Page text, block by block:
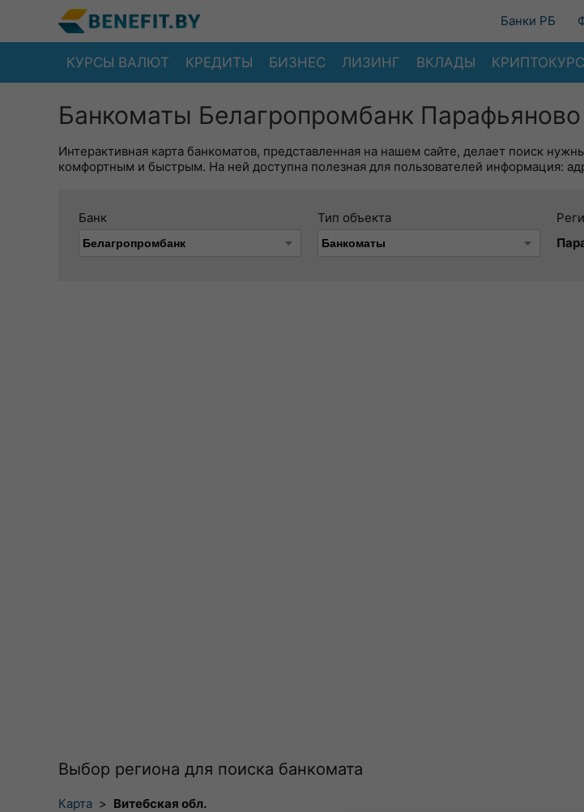
Банки РБ
КУРСЫ ВАЛЮТ КРЕДИТЫ БИЗНЕС ЛИЗИНГ ВКЛАДЫ
Банкоматы Белагропромбанк Парафьяново
Интерактивная карта банкоматов, представленная на нашем сайте, делает поиск
комфортным и быстрым. На ней доступна полезная для пользователей информация:
Банк Тип объекта
Выбор региона для поиска банкомата
Карта > Витебская обл.